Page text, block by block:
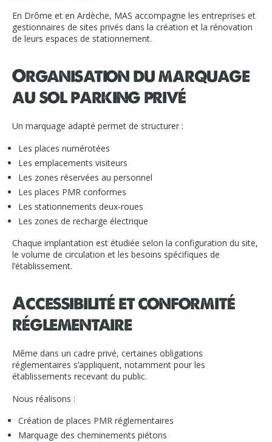
En Drôme et en Ardèche, MAS accompagne les entreprises et
gestionnaires de sites privés dans la création et la rénovation
de leurs espaces de stationnement.
Organisation du marquage
au sol parking privé
Un marquage adapté permet de structurer :
Les places numérotées
Les emplacements visiteurs
Les zones réservées au personnel
Les places PMR conformes
Les stationnements deux-roues
Les zones de recharge électrique
Chaque implantation est étudiée selon la configuration du site,
le volume de circulation et les besoins spécifiques de
l’établissement.
Accessibilité et conformité
réglementaire
Même dans un cadre privé, certaines obligations
réglementaires s’appliquent, notamment pour les
établissements recevant du public.
Nous réalisons :
Création de places PMR réglementaires
Marquage des cheminements piétons